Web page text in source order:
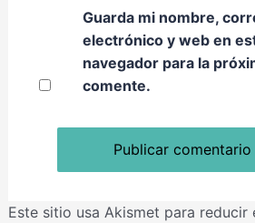
Guarda mi nombre,
electrónico y web en
navegador para la
comente.
Este sitio usa Akismet para reducir